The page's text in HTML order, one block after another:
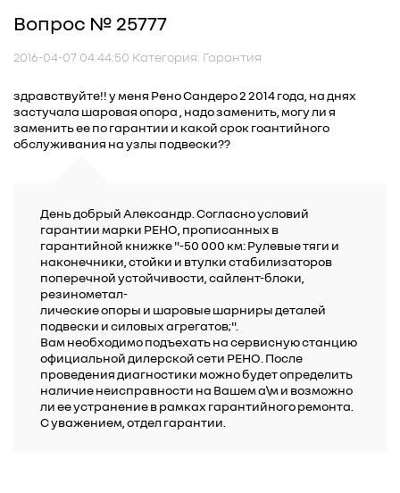
Вопрос № 25777
2016-04-07 04:44:50 Категория: Гарантия
здравствуйте!! у меня Рено Сандеро 2 2014 года, на днях
застучала шаровая опора , надо заменить, могу ли я
заменить ее по гарантии и какой срок гоантийного
обслуживания на узлы подвески??
День добрый Александр. Согласно условий
гарантии марки РЕНО, прописанных в
гарантийной книжке "-50 000 км: Рулевые тяги и
наконечники, стойки и втулки стабилизаторов
поперечной устойчивости, сайлент-блоки,
резинометал-
лические опоры и шаровые шарниры деталей
подвески и силовых агрегатов;".
Вам необходимо подъехать на сервисную станцию
официальной дилерской сети РЕНО. После
проведения диагностики можно будет определить
наличие неисправности на Вашем а\м и возможно
ли ее устранение в рамках гарантийного ремонта.
С уважением, отдел гарантии.